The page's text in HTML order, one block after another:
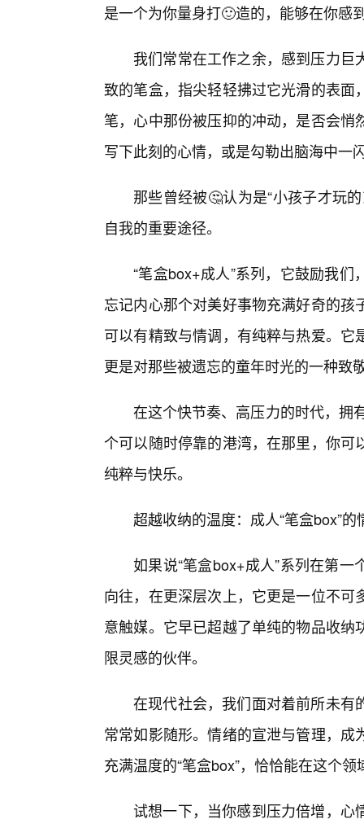
是一个为你量身打🙂造的，能够在你感
我们常常在工作之余，感到压力
致的笔盒，指尖轻轻拂过它光滑的表
笔，心中那份被压抑的冲动，是否会
写下此刻的心情，或是勾勒出脑海中一
那些曾经被🤔认为是“小孩子才玩
自我的重要途径。
“笔盒box+成人”系列，它鼓励我
忘记内心那个对美好事物充满好奇的
可以有精致与情调，有纯粹与热爱。
更是对那些被遗忘的童年时光的一种致
在这个快节奏、高压力的时代，拥
个可以随时停靠的港湾，在那里，你
纯粹与快乐。
超越收纳的温度：成人“笔盒box”
如果说“笔盒box+成人”系列在第
向往，在更深层次上，它更是一位不
意触媒。它早已超越了单纯的物品收
限灵感的伙伴。
在现代社会，我们面对着前所未有
常常如影随形。情绪的宣泄与管理，
充满温度的“笔盒box”，恰恰能在这个
试想一下，当你感到压力倍增，心